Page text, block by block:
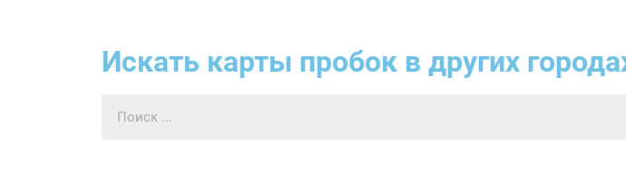
Искать карты пробок в других